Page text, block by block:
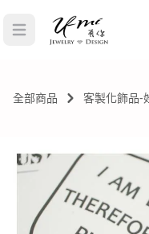
全部商品 客製化飾品-